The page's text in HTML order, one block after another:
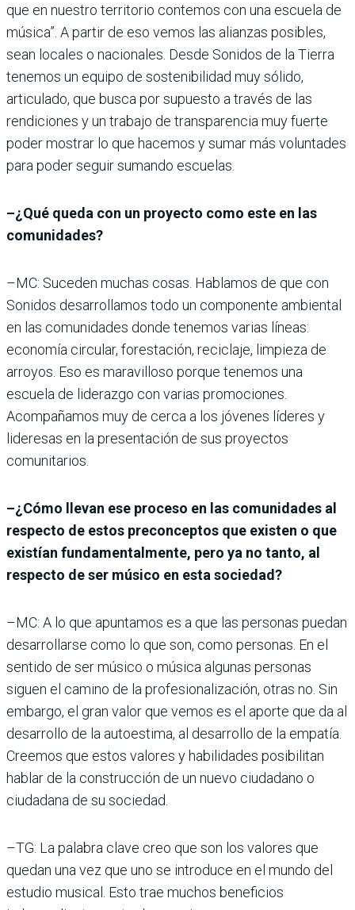
que en nuestro territorio contemos con una escuela de
música”. A partir de eso vemos las alianzas posibles,
sean locales o nacionales. Desde Sonidos de la Tierra
tenemos un equipo de sostenibilidad muy sólido,
articulado, que busca por supuesto a través de las
rendiciones y un trabajo de transparencia muy fuerte
poder mostrar lo que hacemos y sumar más voluntades
para poder seguir sumando escuelas.
–¿Qué queda con un proyecto como este en las
comunidades?
–MC: Suceden muchas cosas. Hablamos de que con
Sonidos desarrollamos todo un componente ambiental
en las comunidades donde tenemos varias líneas:
economía circular, forestación, reciclaje, limpieza de
arroyos. Eso es maravilloso porque tenemos una
escuela de liderazgo con varias promociones.
Acompañamos muy de cerca a los jóvenes líderes y
lideresas en la presentación de sus proyectos
comunitarios.
–¿Cómo llevan ese proceso en las comunidades al
respecto de estos preconceptos que existen o que
existían fundamentalmente, pero ya no tanto, al
respecto de ser músico en esta sociedad?
–MC: A lo que apuntamos es a que las personas puedan
desarrollarse como lo que son, como personas. En el
sentido de ser músico o música algunas personas
siguen el camino de la profesionalización, otras no. Sin
embargo, el gran valor que vemos es el aporte que da al
desarrollo de la autoestima, al desarrollo de la empatía.
Creemos que estos valores y habilidades posibilitan
hablar de la construcción de un nuevo ciudadano o
ciudadana de su sociedad.
–TG: La palabra clave creo que son los valores que
quedan una vez que uno se introduce en el mundo del
estudio musical. Esto trae muchos beneficios